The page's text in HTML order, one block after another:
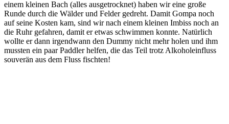
einem kleinen Bach (alles ausgetrocknet) haben wir eine große
Runde durch die Wälder und Felder gedreht. Damit Gompa noch
auf seine Kosten kam, sind wir nach einem kleinen Imbiss noch an
die Ruhr gefahren, damit er etwas schwimmen konnte. Natürlich
wollte er dann irgendwann den Dummy nicht mehr holen und ihm
mussten ein paar Paddler helfen, die das Teil trotz Alkoholeinfluss
souverän aus dem Fluss fischten!